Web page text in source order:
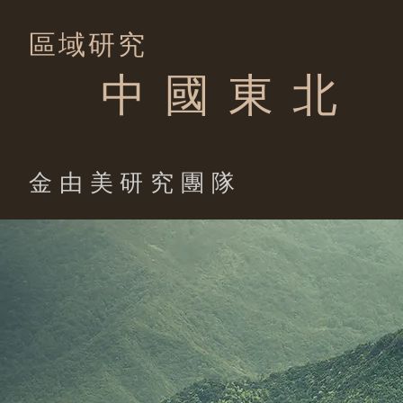
區域研究
中 國 東 北
​金由美研究團隊